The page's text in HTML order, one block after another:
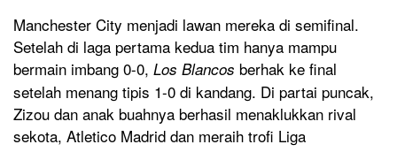
Manchester City menjadi lawan mereka di semifinal.
Setelah di laga pertama kedua tim hanya mampu
bermain imbang 0-0, Los Blancos berhak ke final
setelah menang tipis 1-0 di kandang. Di partai puncak,
Zizou dan anak buahnya berhasil menaklukkan rival
sekota, Atletico Madrid dan meraih trofi Liga